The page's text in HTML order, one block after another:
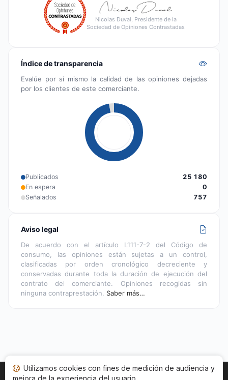
Nicolas Duval, Presidente de la
Sociedad de Opiniones Contrastadas
Índice de transparencia
Evalúe por sí mismo la calidad de las opiniones dejadas
por los clientes de este comerciante.
Publicados
25 180
En espera
0
Señalados
757
Aviso legal
De acuerdo con el artículo L111-7-2 del Código de
consumo, las opiniones están sujetas a un control,
clasificadas por orden cronológico decreciente y
conservadas durante toda la duración de ejecución del
contrato del comerciante. Opiniones recogidas sin
ninguna contraprestación. Saber más…
Utilizamos cookies con fines de medición de audiencia y
mejora de la experiencia del usuario.